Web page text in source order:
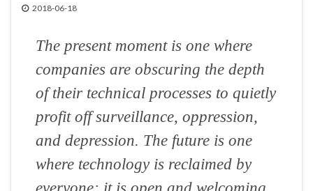
2018-06-18
The present moment is one where
companies are obscuring the depth
of their technical processes to quietly
profit off surveillance, oppression,
and depression. The future is one
where technology is reclaimed by